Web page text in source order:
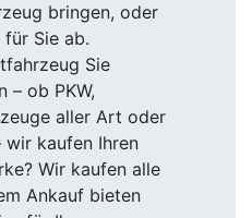
bringen, oder
Sie ab.
Sie
– ob PKW,
aller Art oder
wir kaufen Ihren
Wir kaufen alle
Ankauf bieten